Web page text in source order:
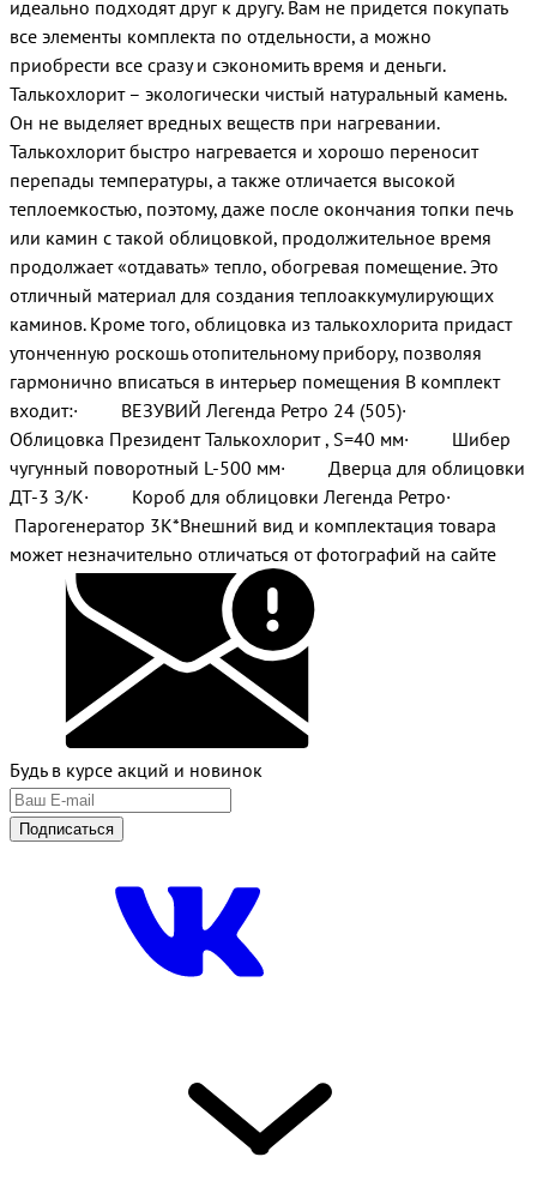
идеально подходят друг к другу. Вам не придется покупать
все элементы комплекта по отдельности, а можно
приобрести все сразу и сэкономить время и деньги.
Талькохлорит – экологически чистый натуральный камень.
Он не выделяет вредных веществ при нагревании.
Талькохлорит быстро нагревается и хорошо переносит
перепады температуры, а также отличается высокой
теплоемкостью, поэтому, даже после окончания топки печь
или камин с такой облицовкой, продолжительное время
продолжает «отдавать» тепло, обогревая помещение. Это
отличный материал для создания теплоаккумулирующих
каминов. Кроме того, облицовка из талькохлорита придаст
утонченную роскошь отопительному прибору, позволяя
гармонично вписаться в интерьер помещения В комплект
входит:· ВЕЗУВИЙ Легенда Ретро 24 (505)·
Облицовка Президент Талькохлорит , S=40 мм· Шибер
чугунный поворотный L-500 мм· Дверца для облицовки
ДТ-3 З/К· Короб для облицовки Легенда Ретро·
Парогенератор 3К*Внешний вид и комплектация товара
может незначительно отличаться от фотографий на сайте
Будь в курсе акций и новинок
Подписаться